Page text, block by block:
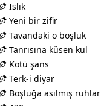
Islık
Yeni bir zifir
Tavandaki o boşluk
Tanrısına küsen kul
Kötü şans
Terk-i diyar
Boşluğa asılmış ruhlar